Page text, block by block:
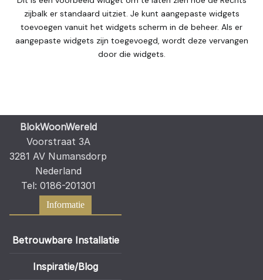
zijbalk er standaard uitziet. Je kunt aangepaste widgets
toevoegen vanuit het widgets scherm in de beheer. Als er
aangepaste widgets zijn toegevoegd, wordt deze vervangen
door die widgets.
BlokWoonWereld
Voorstraat 3A
3281 AV Numansdorp
Nederland
Tel: 0186-201301
Informatie
Betrouwbare Installatie
Inspiratie/Blog